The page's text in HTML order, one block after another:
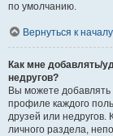
по умолчанию.
Вернуться к началу
Как мне добавлять/
недругов?
Вы можете добавлять
профиле каждого
друзей или недругов.
личного раздела,